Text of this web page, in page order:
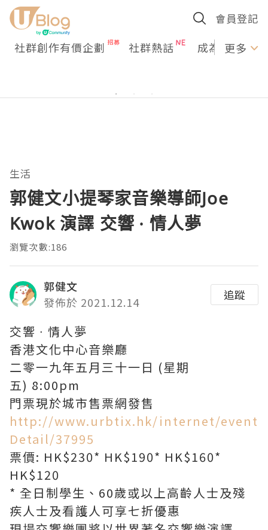
會員登記
社群創作有價企劃 社群熱話 成為U更多
生活
郭健文小提琴家音樂導師Joe
Kwok 演譯 交響 ∙ 情人夢
瀏覽次數:186
郭健文
發佈於 2021.12.14
追蹤
交響 ∙ 情人夢
香港文化中心音樂廳
二零一九年五月三十一日 (星期
五) 8:00pm
門票現於城市售票網發售
http://www.urbtix.hk/internet/event
Detail/37995
票價: HK$230* HK$190* HK$160*
HK$120
* 全日制學生、60歲或以上高齡人士及殘
疾人士及看護人可享七折優惠